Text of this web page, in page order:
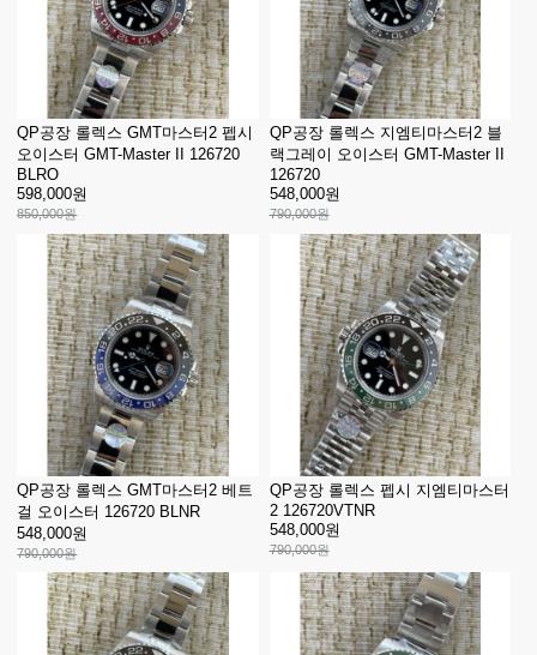
QP공장 롤렉스 GMT마스터2 펩시
오이스터 GMT-Master II 126720
BLRO
598,000원
850,000원
QP공장 롤렉스 지엠티마스터2 블
랙그레이 오이스터 GMT-Master II
126720
548,000원
790,000원
QP공장 롤렉스 GMT마스터2 베트
걸 오이스터 126720 BLNR
548,000원
790,000원
QP공장 롤렉스 펩시 지엠티마스터
2 126720VTNR
548,000원
790,000원